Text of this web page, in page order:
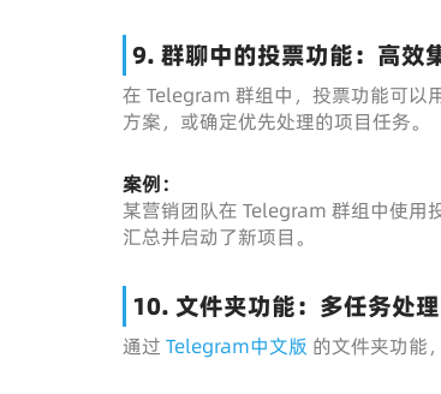
9. 群聊中的投票功能：高效
在 Telegram 群组中，投票功能可以
方案，或确定优先处理的项目任务。
案例：
某营销团队在 Telegram 群组中使用
汇总并启动了新项目。
10. 文件夹功能：多任务处
通过 Telegram中文版 的文件夹功能